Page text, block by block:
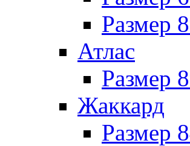
Размер
Атлас
Размер
Жаккард
Размер